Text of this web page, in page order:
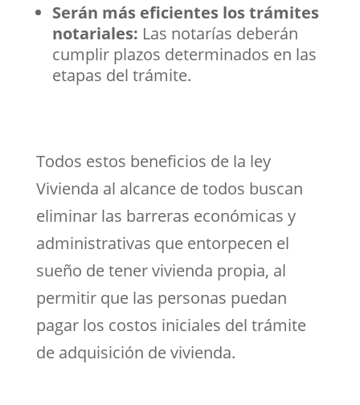
Serán más eficientes los trámites
notariales: Las notarías deberán
cumplir plazos determinados en las
etapas del trámite.
Todos estos beneficios de la ley
Vivienda al alcance de todos buscan
eliminar las barreras económicas y
administrativas que entorpecen el
sueño de tener vivienda propia, al
permitir que las personas puedan
pagar los costos iniciales del trámite
de adquisición de vivienda.